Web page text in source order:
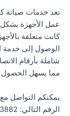
تعد خدمات صيانة
عمل الأجهزة
كانت متعلقة
الوصول إلى خدمة
شاملة بأرقام
مما يسهل
يمكنكم التواصل